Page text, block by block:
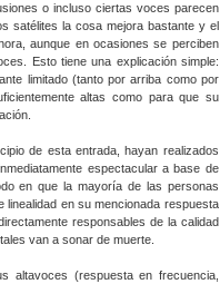
o incluso ciertas voces parecen
satélites la cosa mejora bastante y el
aunque en ocasiones se perciben
Esto tiene una explicación simple:
limitado (tanto por arriba como por
altas como para que su
de esta entrada, hayan realizados
espectacular a base de
en que la mayoría de las personas
en su mencionada respuesta
responsables de la calidad
van a sonar de muerte.
altavoces (respuesta en frecuencia,